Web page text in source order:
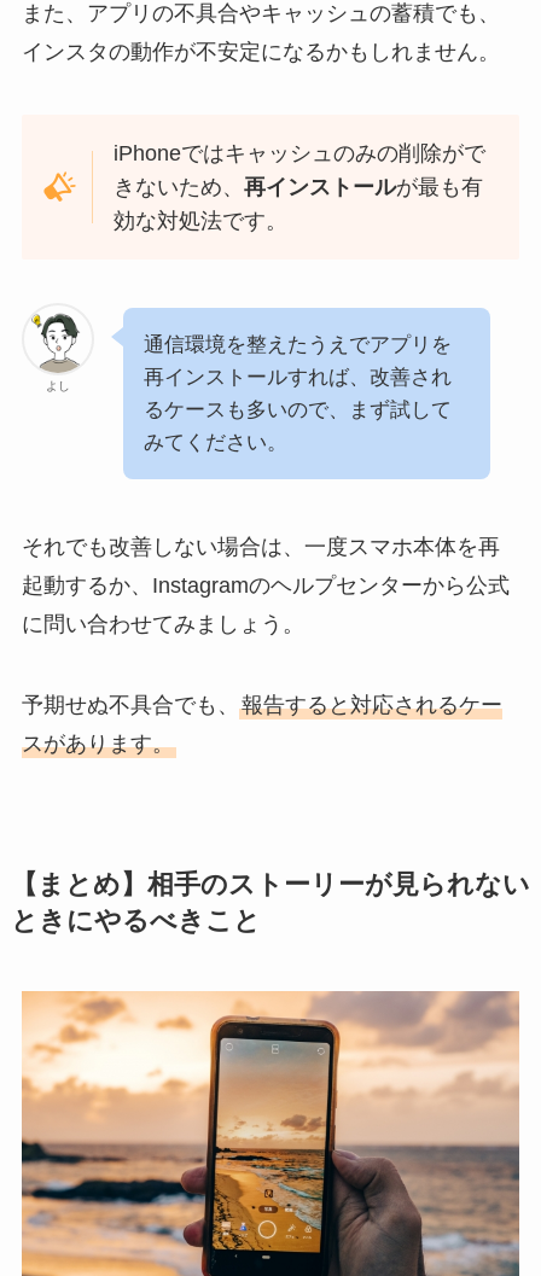
また、アプリの不具合やキャッシュの蓄積でも、
インスタの動作が不安定になるかもしれません。
iPhoneではキャッシュのみの削除がで
きないため、再インストールが最も有
効な対処法です。
よし
通信環境を整えたうえでアプリを
再インストールすれば、改善され
るケースも多いので、まず試して
みてください。
それでも改善しない場合は、一度スマホ本体を再
起動するか、Instagramのヘルプセンターから公式
に問い合わせてみましょう。
予期せぬ不具合でも、 報告すると対応されるケー
スがあります。
【まとめ】相手のストーリーが見られない
ときにやるべきこと